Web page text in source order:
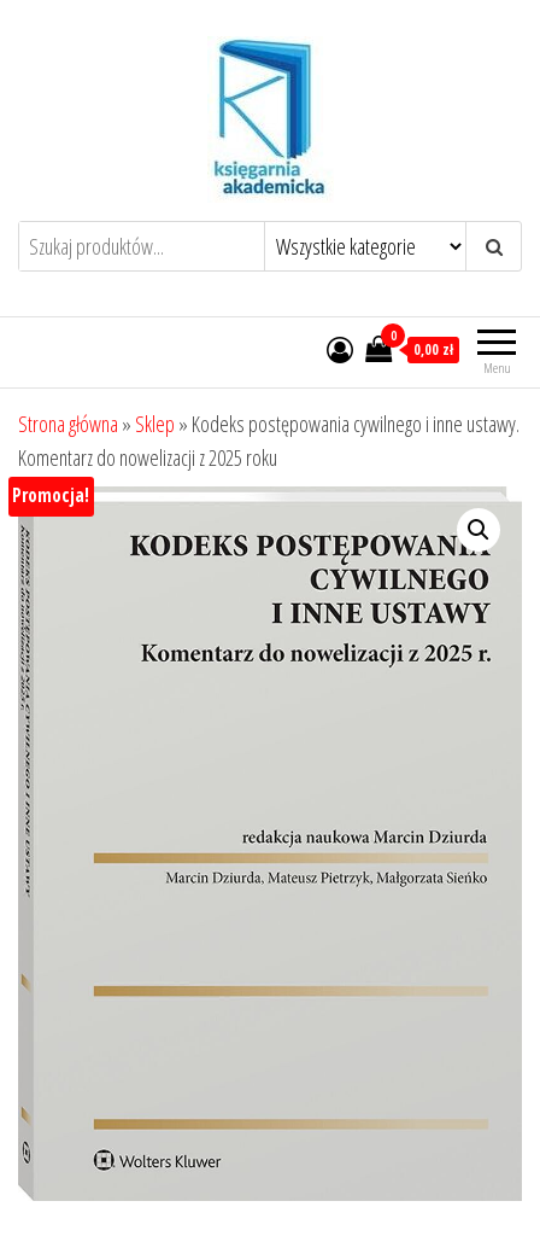
Menu
0
0,00 zł
Strona główna » Sklep » Kodeks postępowania cywilnego i inne ustawy.
Komentarz do nowelizacji z 2025 roku
Promocja!